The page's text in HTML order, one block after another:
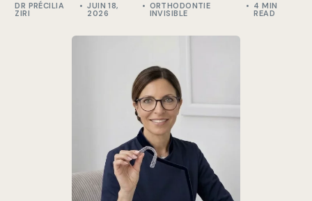
DR PRÉCILIA
ZIRI
JUIN 18,
2026
ORTHODONTIE
INVISIBLE
4 MIN
READ